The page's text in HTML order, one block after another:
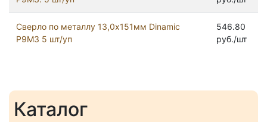
Каталог
Сверло по металлу 13,0х151мм Dinamic
Р9М3 5 шт/уп
546.80
руб./шт